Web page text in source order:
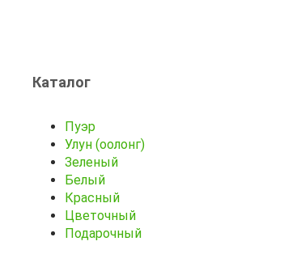
Каталог
Пуэр
Улун (оолонг)
Зеленый
Белый
Красный
Цветочный
Подарочный